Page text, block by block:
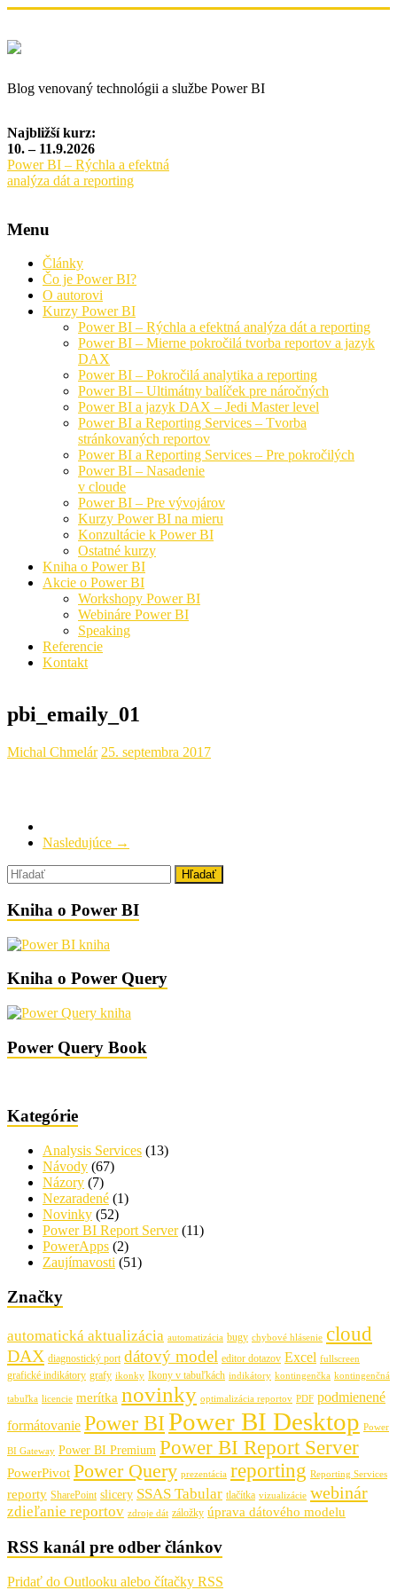
Blog venovaný technológii a službe Power BI
Najbližší kurz:
10. – 11.9.2026
Power BI – Rýchla a efektná
analýza dát a reporting
Menu
Články
Čo je Power BI?
O autorovi
Kurzy Power BI
Power BI – Rýchla a efektná analýza dát a reporting
Power BI – Mierne pokročilá tvorba reportov a jazyk
DAX
Power BI – Pokročilá analytika a reporting
Power BI – Ultimátny balíček pre náročných
Power BI a jazyk DAX – Jedi Master level
Power BI a Reporting Services – Tvorba
stránkovaných reportov
Power BI a Reporting Services – Pre pokročilých
Power BI – Nasadenie
v cloude
Power BI – Pre vývojárov
Kurzy Power BI na mieru
Konzultácie k Power BI
Ostatné kurzy
Kniha o Power BI
Akcie o Power BI
Workshopy Power BI
Webináre Power BI
Speaking
Referencie
Kontakt
pbi_emaily_01
Michal Chmelár 25. septembra 2017
Nasledujúce →
Kniha o Power BI
Kniha o Power Query
Power Query Book
Kategórie
Analysis Services (13)
Návody (67)
Názory (7)
Nezaradené (1)
Novinky (52)
Power BI Report Server(11)
PowerApps (2)
Zaujímavosti (51)
Značky
automatická aktualizácia automatizácia bugy chybové hlásenie cloud
DAX diagnostický port dátový model editor dotazov Excel fullscreen
grafické indikátory grafy ikonky Ikony v tabuľkách indikátory kontingenčka kontingenčná
tabuľka licencie merítka novinky optimalizácia reportov PDF podmienené
formátovanie Power BIPower BI Desktop Power
BI Gateway Power BI Premium Power BI Report Server
PowerPivot Power Query prezentácia reporting Reporting Services
reporty SharePoint slicery SSAS Tabular tlačítka vizualizácie webinár
zdieľanie reportov zdroje dát záložky úprava dátového modelu
RSS kanál pre odber článkov
Pridať do Outlooku alebo čítačky RSS